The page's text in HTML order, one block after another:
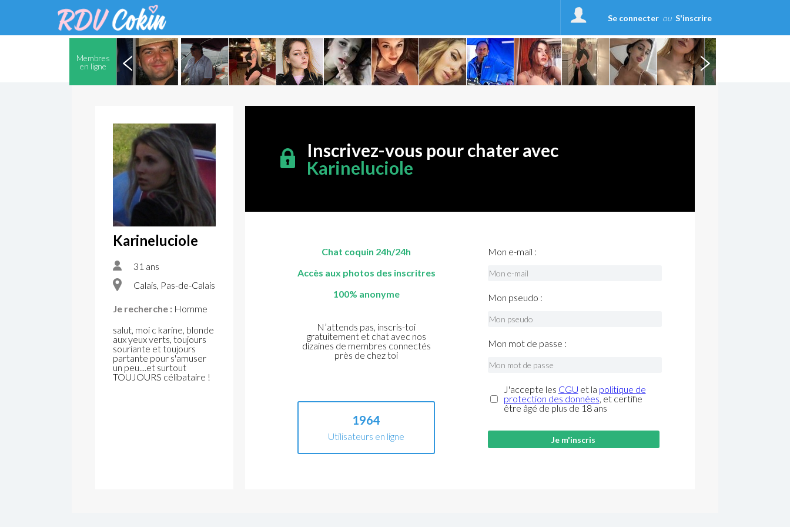
Se connecter ou S'inscrire
Membres
en ligne
Karineluciole
31 ans
Calais, Pas-de-Calais
Je recherche : Homme
salut, moi c karine, blonde
aux yeux verts, toujours
souriante et toujours
partante pour s'amuser
un peu....et surtout
TOUJOURS célibataire !
Inscrivez-vous pour chater avec
Karineluciole
Chat coquin 24h/24h
Accès aux photos des inscritres
100% anonyme
N’attends pas, inscris-toi
gratuitement et chat avec nos
dizaines de membres connectés
près de chez toi
1964
Utilisateurs en ligne
Mon e-mail :
Mon pseudo :
Mon mot de passe :
J'accepte les CGU et la politique de
protection des données, et certifie
être âgé de plus de 18 ans